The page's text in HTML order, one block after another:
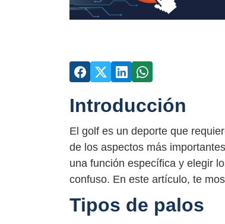
Introducción
El golf es un deporte que
de los aspectos más
una función específica y elegir
confuso. En este artículo, te
Tipos de palos